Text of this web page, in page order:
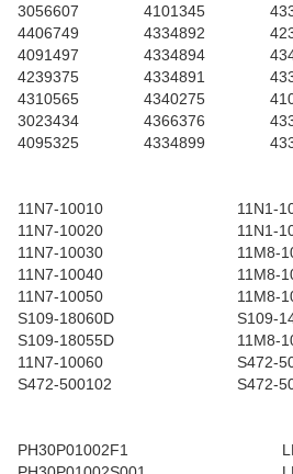
3056607
4101345
4406749
4334892
4091497
4334894
4239375
4334891
4310565
4340275
3023434
4366376
4095325
4334899
11N7-10010 11N1-
11N7-10020
11N1-
11N7-10030
11M8-
11N7-10040
11M8-
11N7-10050
11M8-
S109-18060D
S109-
S109-18055D
11M8-
11N7-10060
S472-
S472-500102
S472-
PH30P01002F1